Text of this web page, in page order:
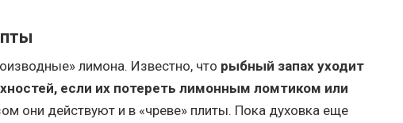
лимона. Известно, что рыбный запах уходит
если их потереть лимонным ломтиком или
они действуют и в «чреве» плиты. Пока духовка еще